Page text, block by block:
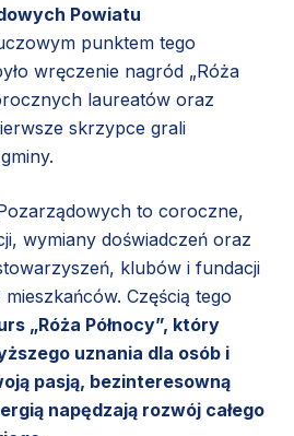
Powiatu
punktem tego
wręczenie nagród „Róża
laureatów oraz
skrzypce grali
to coroczne,
wymiany doświadczeń oraz
klubów i fundacji
Częścią tego
„Róża Północy”, który
uznania dla osób i
pasją, bezinteresowną
napędzają rozwój całego